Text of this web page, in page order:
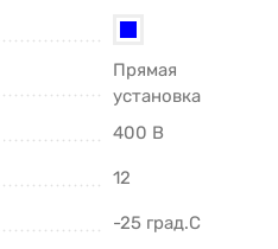
Прямая
установка
400 В
12
-25 град.C